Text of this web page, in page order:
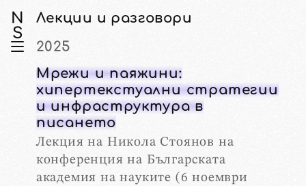
N
S
Лекции и разговори
2025
Мрежи и паяжини:
хипертекстуални стратегии
и инфраструктура в
писането
Лекция на Никола Стоянов на
конференция на Българската
академия на науките (6 ноември